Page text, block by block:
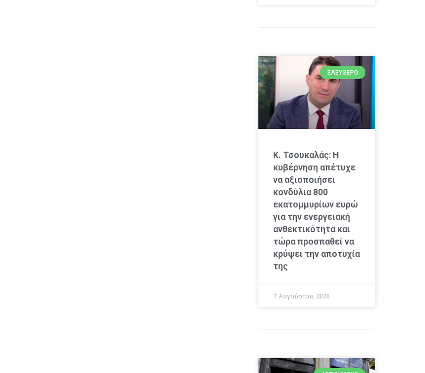
ΕΛΕΎΘΕΡΟ
Κ. Τσουκαλάς: Η
κυβέρνηση απέτυχε
να αξιοποιήσει
κονδύλια 800
εκατομμυρίων ευρώ
για την ενεργειακή
ανθεκτικότητα και
τώρα προσπαθεί να
κρύψει την αποτυχία
της
7 Αυγούστου, 2026